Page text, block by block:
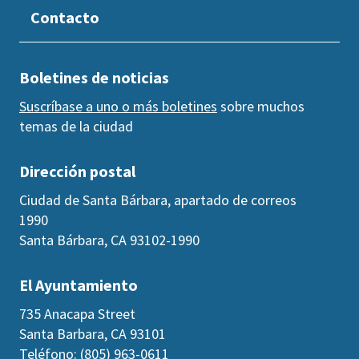
Contacto
El Ayuntamiento
735 Anacapa Street
Santa Barbara, CA 93101
Teléfono: (805) 963-0611
Dirección postal
Ciudad de Santa Bárbara, apartado de correos
1990
Santa Bárbara, CA 93102-1990
Boletines de noticias
Suscríbase a uno o más boletines sobre muchos
temas de la ciudad